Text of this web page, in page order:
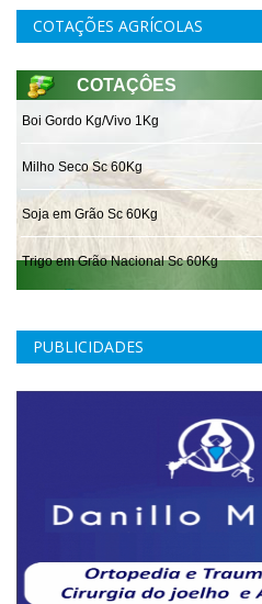
COTAÇÕES AGRÍCOLAS
PUBLICIDADES